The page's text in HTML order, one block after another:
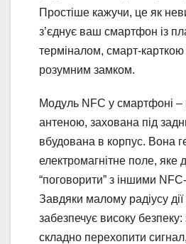
Простіше кажучи, це як
з’єднує ваш смартфон із
терміналом, смарт-карткою
розумним замком.
Модуль NFC у смартфоні –
антеною, захована під
вбудована в корпус. Вона
електромагнітне поле, яке
“поговорити” з іншими
Завдяки малому радіусу дії
забезпечує високу
складно перехопити